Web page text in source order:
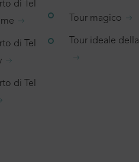
di Tel
di Tel
di Tel
Tour magico
Tour ideale